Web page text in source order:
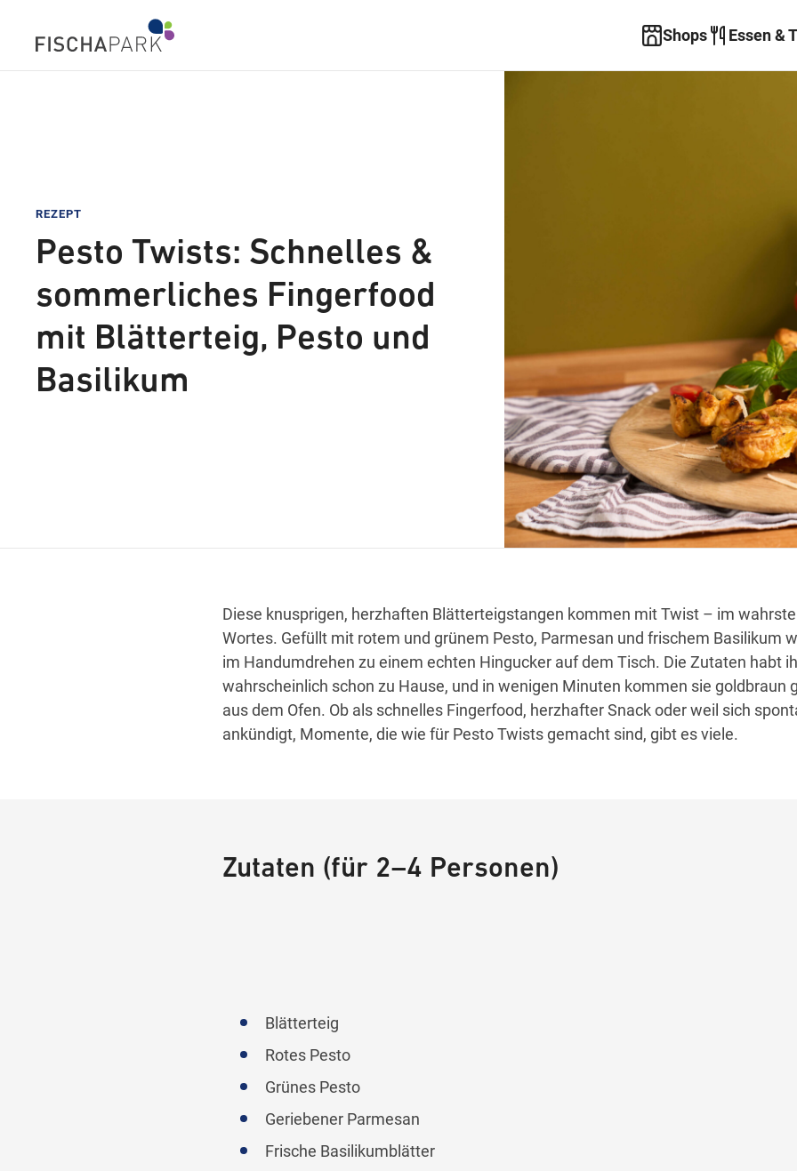
Shops Essen &
REZEPT
Pesto Twists: Schnelles &
sommerliches Fingerfood
mit Blätterteig, Pesto und
Basilikum
Diese knusprigen, herzhaften Blätterteigstangen kommen mit Twist – im
Wortes. Gefüllt mit rotem und grünem Pesto, Parmesan und frischem Basilikum
im Handumdrehen zu einem echten Hingucker auf dem Tisch. Die Zutaten habt
wahrscheinlich schon zu Hause, und in wenigen Minuten kommen sie goldbraun
aus dem Ofen. Ob als schnelles Fingerfood, herzhafter Snack oder weil sich
ankündigt, Momente, die wie für Pesto Twists gemacht sind, gibt es viele.
Zutaten (für 2–4 Personen)
Blätterteig
Rotes Pesto
Grünes Pesto
Geriebener Parmesan
Frische Basilikumblätter